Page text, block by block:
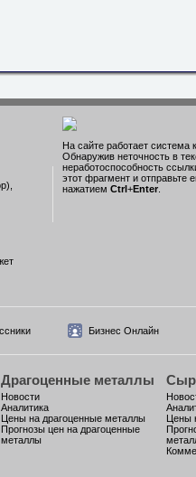
На сайте работает система
Обнаружив неточность в
неработоспособность
этот фрагмент и отправьте
нажатием Ctrl+Enter
Бизнес Онлайн
Драгоценные металлы
Новости
Аналитика
Цены на драгоценные металлы
Прогнозы цен на драгоценные
металлы
Цены